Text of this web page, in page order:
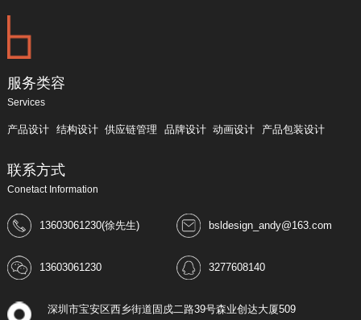
服务类容
Services
产品设计 结构设计 供应链管理 品牌设计 动画设计 产品包装设计
联系方式
Conetact Information
13603061230(徐先生) bsldesign_andy@163.com
13603061230 3277608140
深圳市宝安区西乡街道固戍二路39号森业创达大厦509